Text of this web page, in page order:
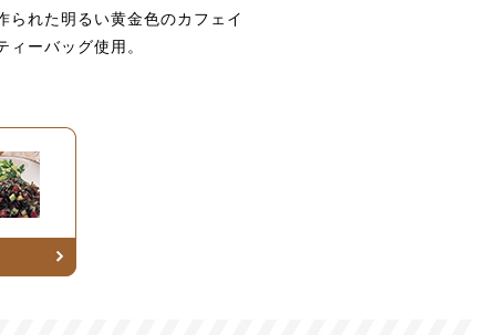
られた明るい黄金色のカフェイ
ィーバッグ使用。